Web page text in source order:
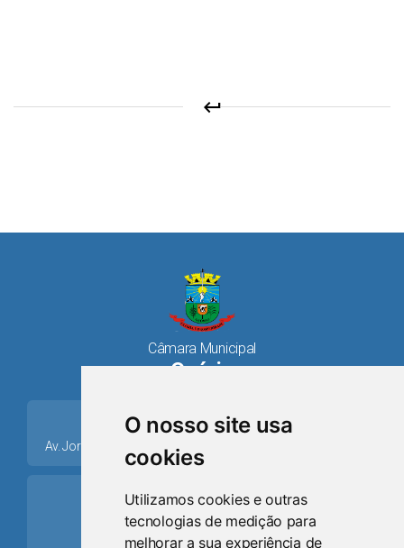
O nosso site usa
cookies
Utilizamos cookies e outras
tecnologias de medição para
melhorar a sua experiência de
keyboard_return
Câmara Municipal
Osório
place
Av. Jorge Dariva, 1211, Centro CEP: 95520.000 - Osório/RS
ring_volume
Telefone
(51) 9 8024-0884